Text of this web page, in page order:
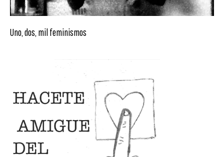
Uno, dos, mil feminismos